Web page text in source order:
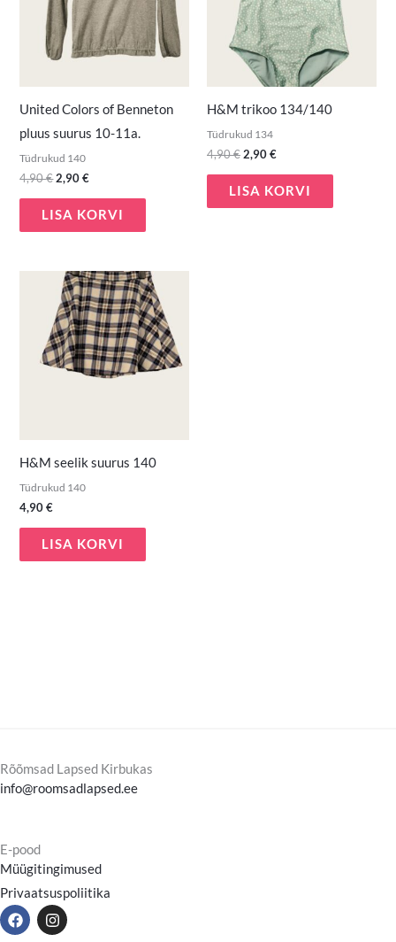
United Colors of Benneton
pluus suurus 10-11a.
Tüdrukud 140
4,90€2,90€
LISA KORVI
H&M trikoo 134/140
Tüdrukud 134
4,90€2,90€
LISA KORVI
H&M seelik suurus 140
Tüdrukud 140
4,90€
LISA KORVI
Rõõmsad Lapsed Kirbukas
info@roomsadlapsed.ee
E-pood
Müügitingimused
Privaatsuspoliitika
F
a
I
n